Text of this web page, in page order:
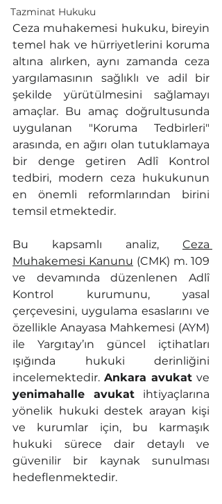
Tazminat Hukuku
Ceza muhakemesi hukuku, bireyin
temel hak ve hürriyetlerini koruma
altına alırken, aynı zamanda ceza
yargılamasının sağlıklı ve adil bir
şekilde yürütülmesini sağlamayı
amaçlar. Bu amaç doğrultusunda
uygulanan "Koruma Tedbirleri"
arasında, en ağırı olan tutuklamaya
bir denge getiren Adlî Kontrol
tedbiri, modern ceza hukukunun
en önemli reformlarından birini
temsil etmektedir.
Bu kapsamlı analiz, Ceza
Muhakemesi Kanunu (CMK) m. 109
ve devamında düzenlenen Adlî
Kontrol kurumunu, yasal
çerçevesini, uygulama esaslarını ve
özellikle Anayasa Mahkemesi (AYM)
ile Yargıtay’ın güncel içtihatları
ışığında hukuki derinliğini
incelemektedir. Ankara avukat
yenimahalle avukat ihtiyaçlarına
yönelik hukuki destek arayan kişi
ve kurumlar için, bu karmaşık
hukuki sürece dair detaylı ve
güvenilir bir kaynak sunulması
hedeflenmektedir.